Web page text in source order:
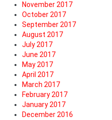
November 2017
October 2017
September 2017
August 2017
July 2017
June 2017
May 2017
April 2017
March 2017
February 2017
January 2017
December 2016